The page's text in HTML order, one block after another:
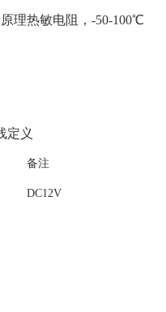
理热敏电阻，-50-100℃
定义
备注
DC12V